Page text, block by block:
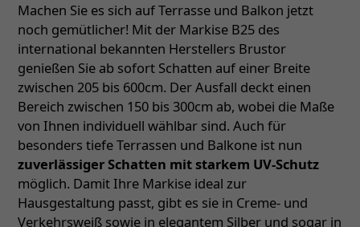
Machen Sie es sich auf Terrasse und Balkon jetzt
noch gemütlicher! Mit der Markise B25 des
international bekannten Herstellers Brustor
genießen Sie ab sofort Schatten auf einer Breite
zwischen 205 bis 600cm. Der Ausfall deckt einen
Bereich zwischen 150 bis 300cm ab, wobei die Maße
von Ihnen individuell wählbar sind. Auch für
besonders tiefe Terrassen und Balkone ist nun
zuverlässiger Schatten mit starkem UV-Schutz
möglich. Damit Ihre Markise ideal zur
Hausgestaltung passt, gibt es sie in Creme- und
Verkehrsweiß sowie in elegantem Silber und sogar in